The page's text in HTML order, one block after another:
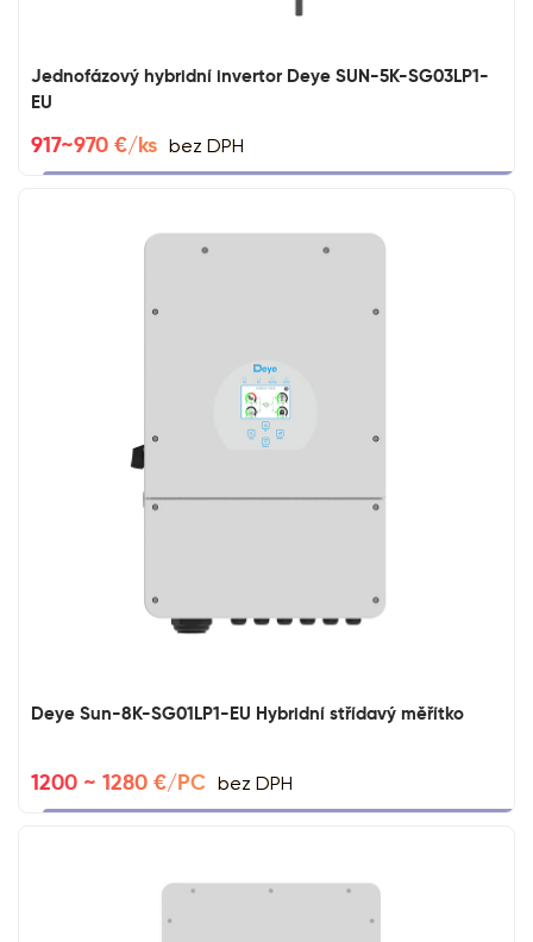
Jednofázový hybridní invertor Deye SUN-5K-SG03LP1-
EU
917~970 €/ks bez DPH
Deye Sun-8K-SG01LP1-EU Hybridní střídavý měřítko
1200 ~ 1280 €/PC bez DPH